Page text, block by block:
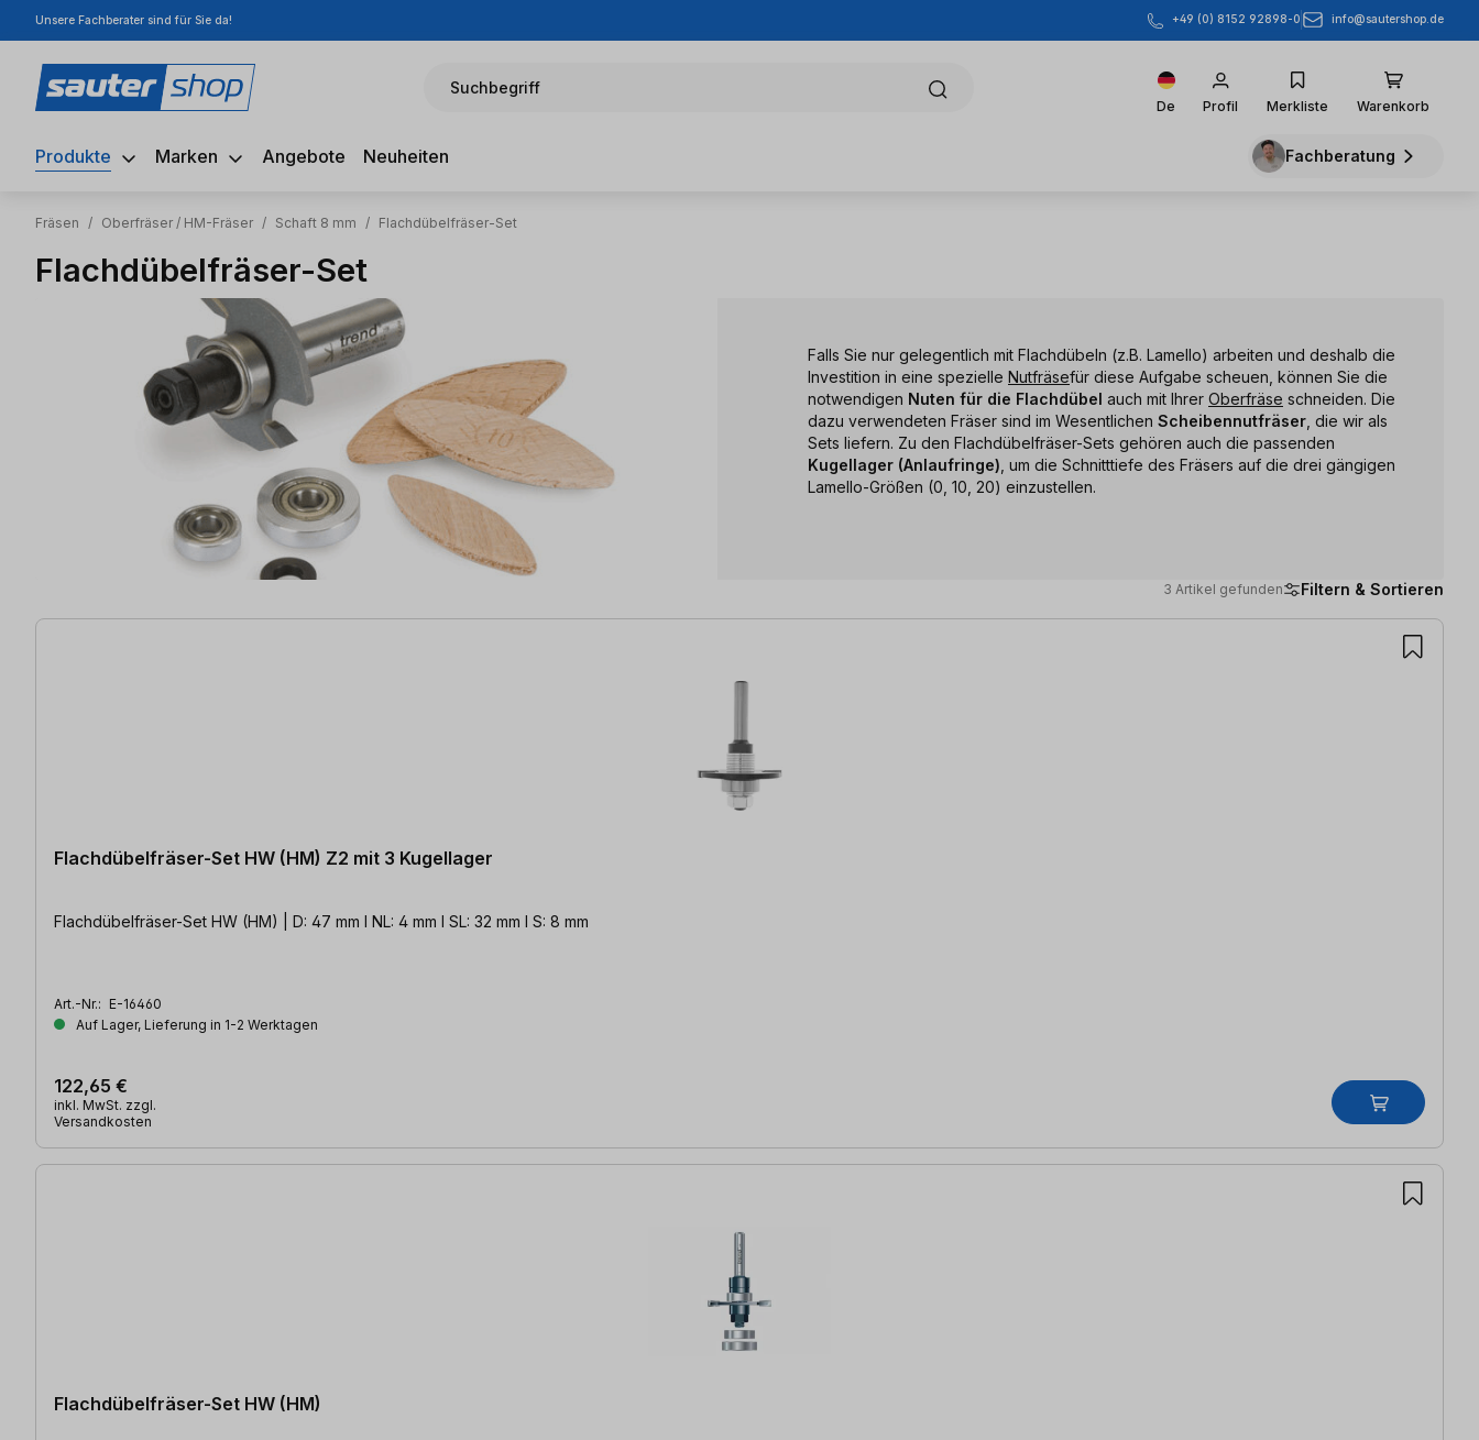
Hauptinhalt springen
Zur Suche springen
Zur Hauptnavigation springen
Unsere Fachberater sind für Sie da! +49 (0) 8152 92898-0 info@sautershop.de
Suchbegriff
De Profil Merkliste Warenkorb
Produkte Marken Angebote Neuheiten Fachberatung
Fräsen / Oberfräser / HM-Fräser / Schaft 8 mm / Flachdübelfräser-Set
Flachdübelfräser-Set
Falls Sie nur gelegentlich mit Flachdübeln (z.B. Lamello) arbeiten und deshalb die
Investition in eine spezielle Nutfräsefür diese Aufgabe scheuen, können Sie die
notwendigen Nuten für die Flachdübel auch mit Ihrer Oberfräse schneiden. Die
dazu verwendeten Fräser sind im Wesentlichen Scheibennutfräser , die wir als
Sets liefern. Zu den Flachdübelfräser-Sets gehören auch die passenden
Kugellager (Anlaufringe) , um die Schnitttiefe des Fräsers auf die drei gängigen
Lamello-Größen (0, 10, 20) einzustellen.
3 Artikel gefunden Filtern & Sortieren
3 Artikel gefunden
Flachdübelfräser-Set HW (HM) Z2 mit 3 Kugellager
Flachdübelfräser-Set HW (HM) | D: 47 mm l NL: 4 mm l SL: 32 mm l S: 8 mm
Art.-Nr.: E-16460
Auf Lager, Lieferung in 1-2 Werktagen
122,65 €
inkl. MwSt. zzgl.
Versandkosten
Flachdübelfräser-Set HW (HM)